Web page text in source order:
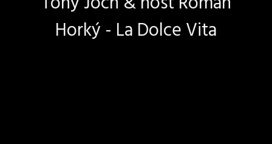
Horký - La Dolce Vita